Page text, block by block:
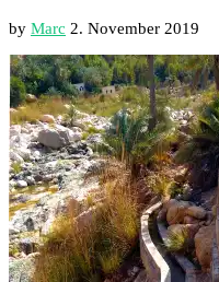
by Marc 2. November 2019